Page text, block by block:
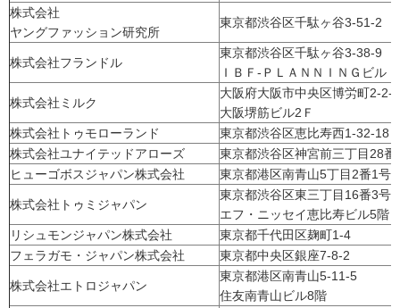
株式会社
ヤングファッション研究所
東京都渋谷区千駄ヶ谷3-51-2
株式会社フランドル
東京都渋谷区千駄ヶ谷3-38-9
ＩＢＦ-ＰＬＡＮＮＩＮＧビル
株式会社ミルク
大阪府大阪市中央区博労町2-
大阪堺筋ビル2Ｆ
株式会社トゥモローランド
東京都渋谷区恵比寿西1-32-18
株式会社ユナイテッドアローズ
東京都渋谷区神宮前三丁目28番
ヒューゴボスジャパン株式会社
東京都港区南青山5丁目2番1号
株式会社トゥミジャパン
東京都渋谷区東三丁目16番3
エフ・ニッセイ恵比寿ビル5階
リシュモンジャパン株式会社
東京都千代田区麹町1-4
フェラガモ・ジャパン株式会社
東京都中央区銀座7-8-2
株式会社エトロジャパン
東京都港区南青山5-11-5
住友南青山ビル8階